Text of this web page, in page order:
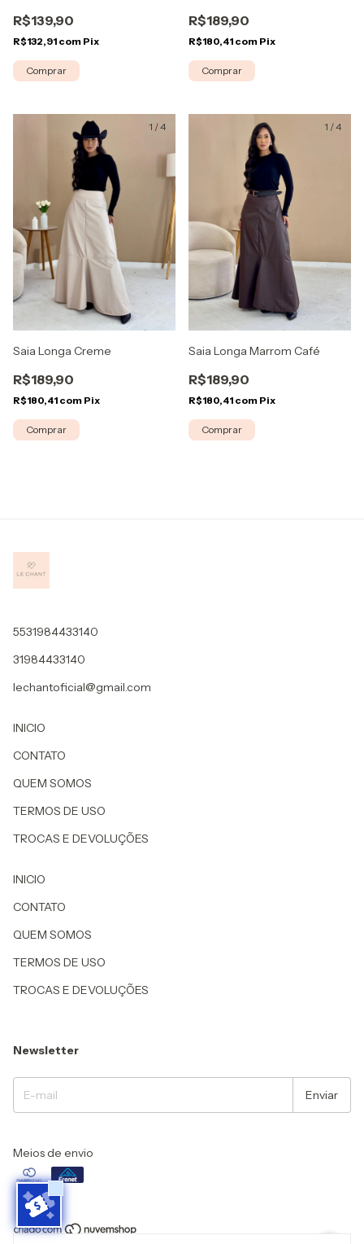
R$139,90
R$132,91 com Pix
Comprar
R$189,90
R$180,41 com Pix
Comprar
1 /4
Saia Longa Creme
R$189,90
R$180,41 com Pix
Comprar
1 /4
Saia Longa Marrom Café
R$189,90
R$180,41 com Pix
Comprar
5531984433140
31984433140
lechantoficial@gmail.com
INICIO
CONTATO
QUEM SOMOS
TERMOS DE USO
TROCAS E DEVOLUÇÕES
INICIO
CONTATO
QUEM SOMOS
TERMOS DE USO
TROCAS E DEVOLUÇÕES
Newsletter
Meios de envio